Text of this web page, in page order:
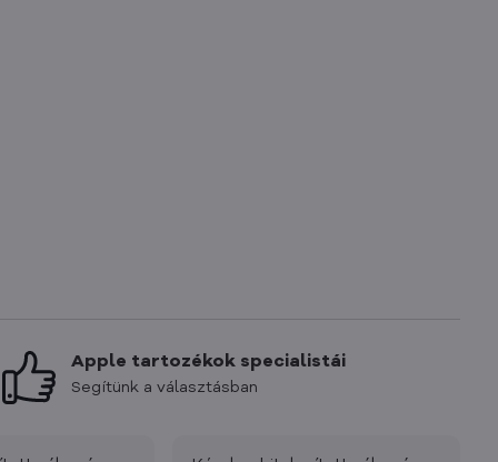
Apple tartozékok specialistái
Segítünk a választásban